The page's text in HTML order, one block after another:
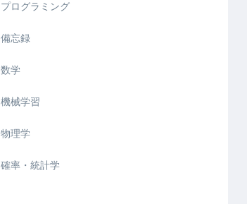
プログラミング
備忘録
数学
機械学習
物理学
確率・統計学